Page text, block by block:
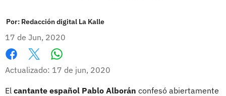
Por: Redacción digital La Kalle
17 de Jun, 2020
Facebook
X
Actualizado: 17 de jun, 2020
El cantante español Pablo Alborán confesó abiertamente